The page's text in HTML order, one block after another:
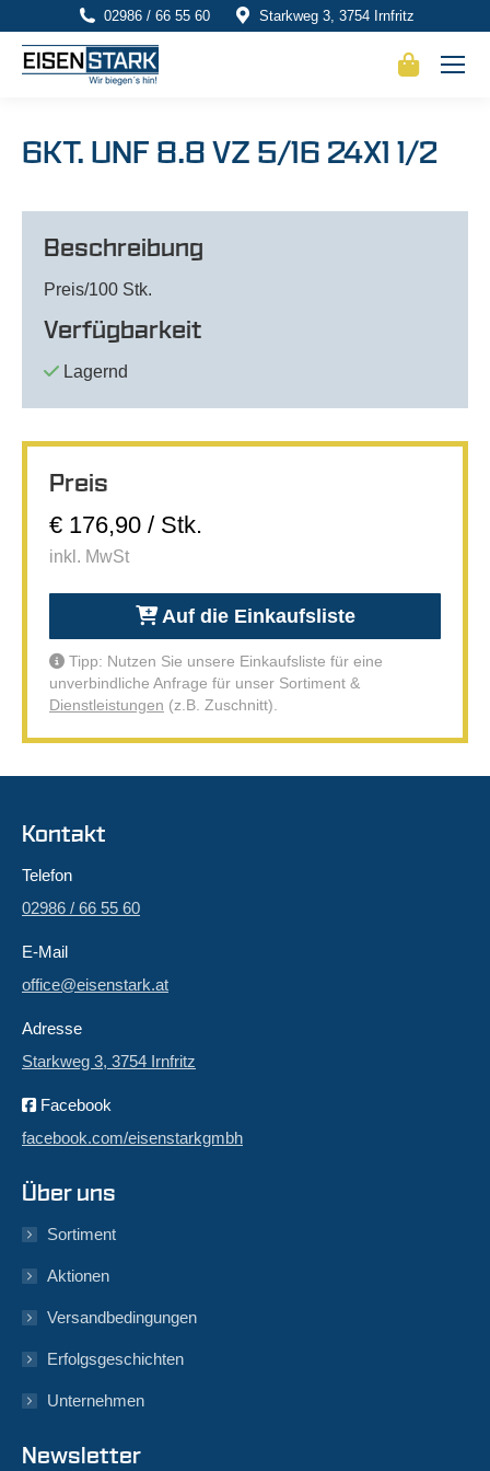
02986 / 66 55 60 Starkweg 3, 3754 Irnfritz
6KT. UNF 8.8 VZ 5/16 24X1 1/2
Beschreibung
Preis/100 Stk.
Verfügbarkeit
Lagernd
Preis
€ 176,90 / Stk.
inkl. MwSt
Auf die Einkaufsliste
Tipp: Nutzen Sie unsere Einkaufsliste für eine
unverbindliche Anfrage für unser Sortiment &
Dienstleistungen (z.B. Zuschnitt).
Kontakt
Telefon
02986 / 66 55 60
E-Mail
office@eisenstark.at
Adresse
Starkweg 3, 3754 Irnfritz
Facebook
facebook.com/eisenstarkgmbh
Über uns
Sortiment
Aktionen
Versandbedingungen
Erfolgsgeschichten
Unternehmen
Newsletter